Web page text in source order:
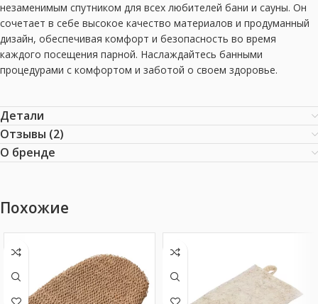
незаменимым спутником для всех любителей бани и сауны. Он
сочетает в себе высокое качество материалов и продуманный
дизайн, обеспечивая комфорт и безопасность во время
каждого посещения парной. Наслаждайтесь банными
процедурами с комфортом и заботой о своем здоровье.
Детали
Отзывы (2)
О бренде
Похожие